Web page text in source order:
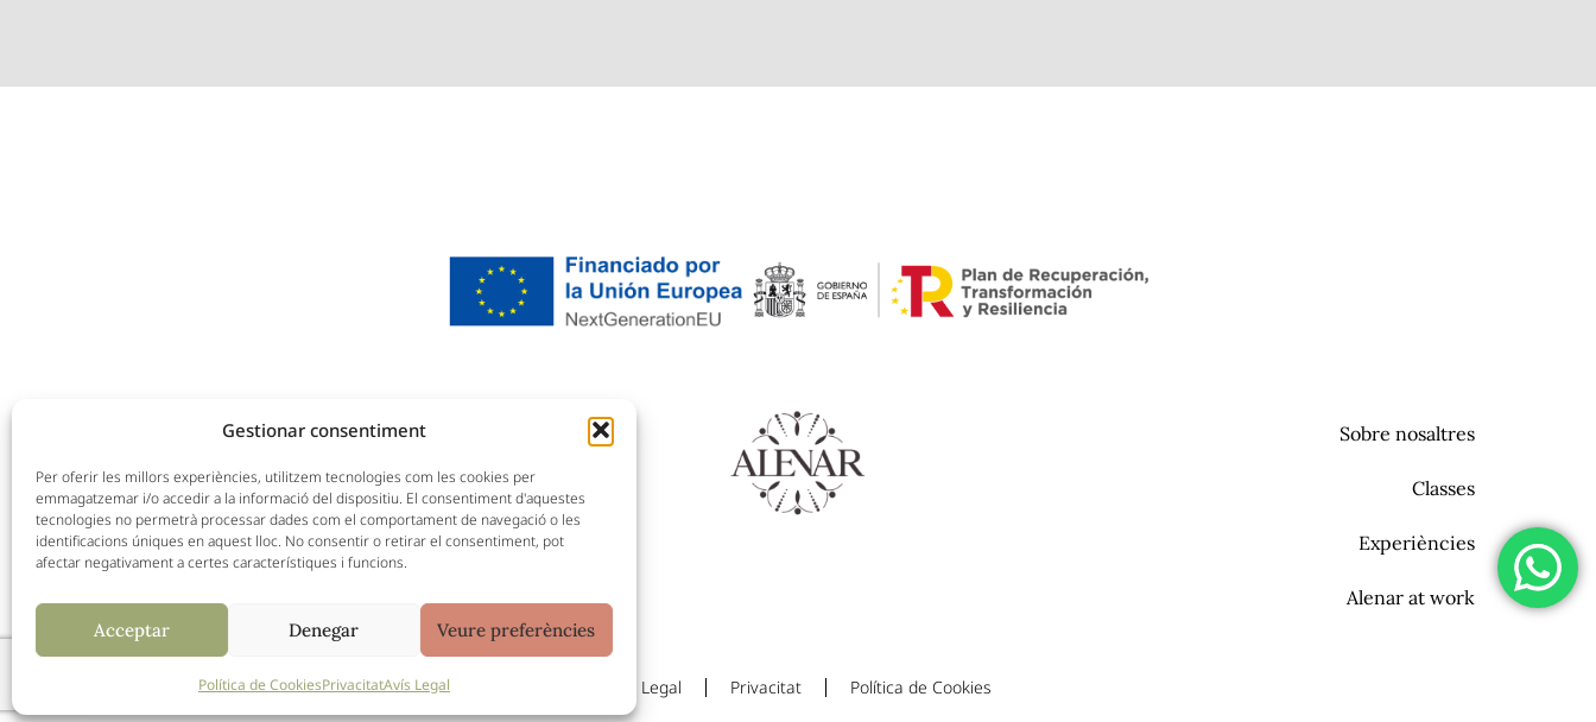
Gestionar consentiment
Per oferir les millors experiències, utilitzem tecnologies com les cookies per
emmagatzemar i/o accedir a la informació del dispositiu. El consentiment d'aquestes
tecnologies no permetrà processar dades com el comportament de navegació o les
identificacions úniques en aquest lloc. No consentir o retirar el consentiment, pot
afectar negativament a certes característiques i funcions.
Acceptar Denegar Veure preferències
Política de CookiesPrivacitatAvís Legal
Llibertat 31
08800 Vilanova i la Geltrú
Sobre nosaltres
Classes
Experiències
Alenar at work
Avís Legal Privacitat Política de Cookies